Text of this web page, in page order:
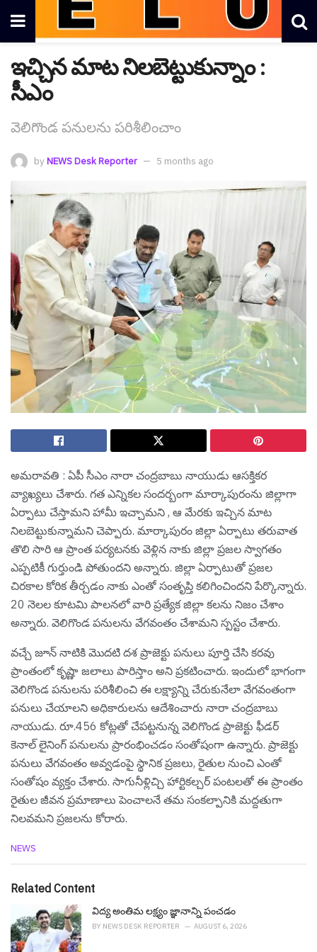
ఇచ్చిన మాట నిల‌బెట్టుకున్నాం :
సీఎం
వెలిగొండ ప‌నుల‌ను ప‌రిశీలించాం
by NEWS Desk Reporter 5 months ago
అమ‌రావ‌తి : ఏపీ సీఎం నారా చంద్ర‌బాబు నాయుడు ఆస‌క్తిక‌ర
వ్యాఖ్య‌లు చేశారు. గ‌త ఎన్నిక‌ల సంద‌ర్బంగా మార్కాపురంను జిల్లాగా
ఏర్పాటు చేస్తామ‌ని హామీ ఇచ్చామ‌ని , ఆ మేర‌కు ఇచ్చిన మాట
నిల‌బెట్టుకున్నామ‌ని చెప్పారు. మార్కాపురం జిల్లా ఏర్పాటు తరువాత
తొలి సారి ఆ ప్రాంత పర్యటనకు వెళ్లిన నాకు జిల్లా ప్రజల స్వాగతం
ఎప్పటికీ గుర్తుండి పోతుందని అన్నారు. జిల్లా ఏర్పాటుతో ప్రజల
చిరకాల కోరిక తీర్చడం నాకు ఎంతో సంతృప్తి కలిగించిందని పేర్కొన్నారు.
20 నెలల కూటమి పాలనలో వారి ప్రత్యేక జిల్లా కలను నిజం చేశాం
అన్నారు. వెలిగొండ పనులను వేగవంతం చేశామ‌ని స్ప‌స్టం చేశారు.
వచ్చే జూన్ నాటికి మొదటి దశ ప్రాజెక్టు పనులు పూర్తి చేసి కరవు
ప్రాంతంలో కృష్ణా జలాలు పారిస్తాం అని ప్ర‌క‌టించారు. ఇందులో భాగంగా
వెలిగొండ పనులను పరిశీలించి ఈ లక్ష్యాన్ని చేరుకునేలా వేగవంతంగా
పనులు చేయాలని అధికారులను ఆదేశించారు నారా చంద్ర‌బాబు
నాయుడు. రూ.456 కోట్లతో చేపట్టనున్న వెలిగొండ ప్రాజెక్టు ఫీడర్
కెనాల్ లైనింగ్ పనులను ప్రారంభించడం సంతోషంగా ఉన్నారు. ప్రాజెక్టు
పనులు వేగవంతం అవ్వడంపై స్థానిక ప్రజలు, రైతుల నుంచి ఎంతో
సంతోషం వ్యక్తం చేశారు. సాగునీళ్లిచ్చి హార్టికల్చర్ పంటలతో ఈ ప్రాంతం
రైతుల జీవన ప్రమాణాలు పెంచాలనే త‌మ‌ సంకల్పానికి మద్దతుగా
నిలవమని ప్రజలను కోరారు.
C
e
r
i
e
NEWS
Related Content
విద్య అంతిమ లక్ష్యం జ్ఞానాన్ని పంచడం
BY NEWS DESK REPORTER AUGUST 6, 2026